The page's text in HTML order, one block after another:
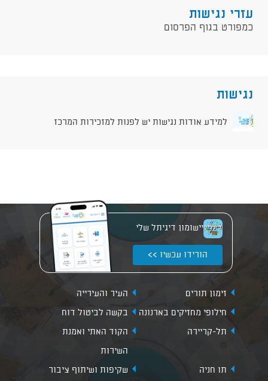
עזרי נגישות
כמפורט בגוף הפרסום
נגישות
למידע אודות נגישות יש לפנות למזכירות המרכז
יישומון דיגיתל שלי
הורידו עכשיו >>
זימון תורים
העיר והעירייה
חילופי מחזיקים בארנונה
בקשה לביטול דוח
תל-קריירה
הקוד האתי ואמנת
השירות
תו חניה
שקיפות ושיתוף ציבור